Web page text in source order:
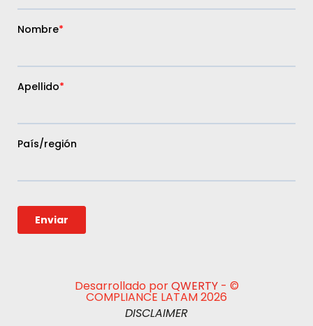
Desarrollado porQWERTY- ©
COMPLIANCE LATAM 2026
DISCLAIMER